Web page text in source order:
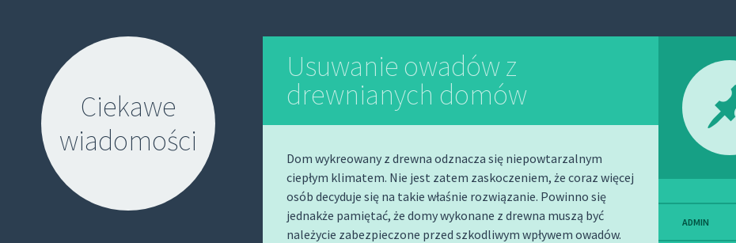
Ciekawe
wiadomości
Usuwanie owadów z
drewnianych domów
Dom wykreowany z drewna odznacza się niepowtarzalnym
ciepłym klimatem. Nie jest zatem zaskoczeniem, że coraz więcej
osób decyduje się na takie właśnie rozwiązanie. Powinno się
jednakże pamiętać, że domy wykonane z drewna muszą być
należycie zabezpieczone przed szkodliwym wpływem owadów.
ADMIN